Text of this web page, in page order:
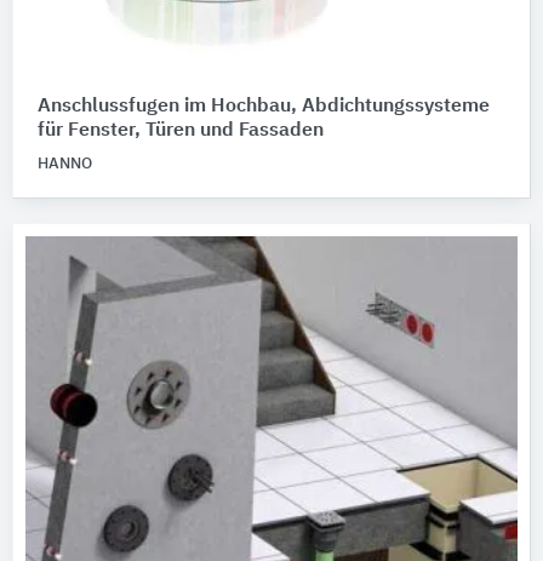
Anschlussfugen im Hochbau, Abdichtungssysteme
für Fenster, Türen und Fassaden
HANNO